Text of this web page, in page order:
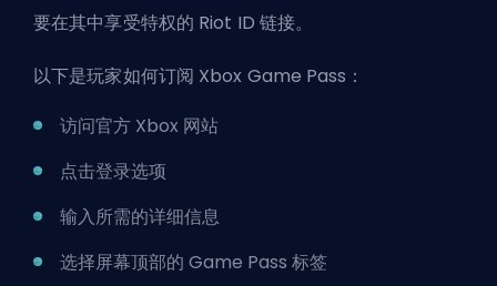
要在其中享受特权的 Riot ID 链接。
以下是玩家如何订阅 Xbox Game Pass：
访问官方 Xbox 网站
点击登录选项
输入所需的详细信息
选择屏幕顶部的 Game Pass 标签